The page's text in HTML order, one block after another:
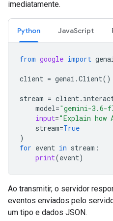
imediatamente.
Python JavaScript
from google import
client = genai .Client()
stream = client.
model="gemini-3.6-
input="Explain how
stream=True
)
for event in stream :
print(event)
Ao transmitir, o servidor
eventos enviados pelo
um tipo e dados JSON.